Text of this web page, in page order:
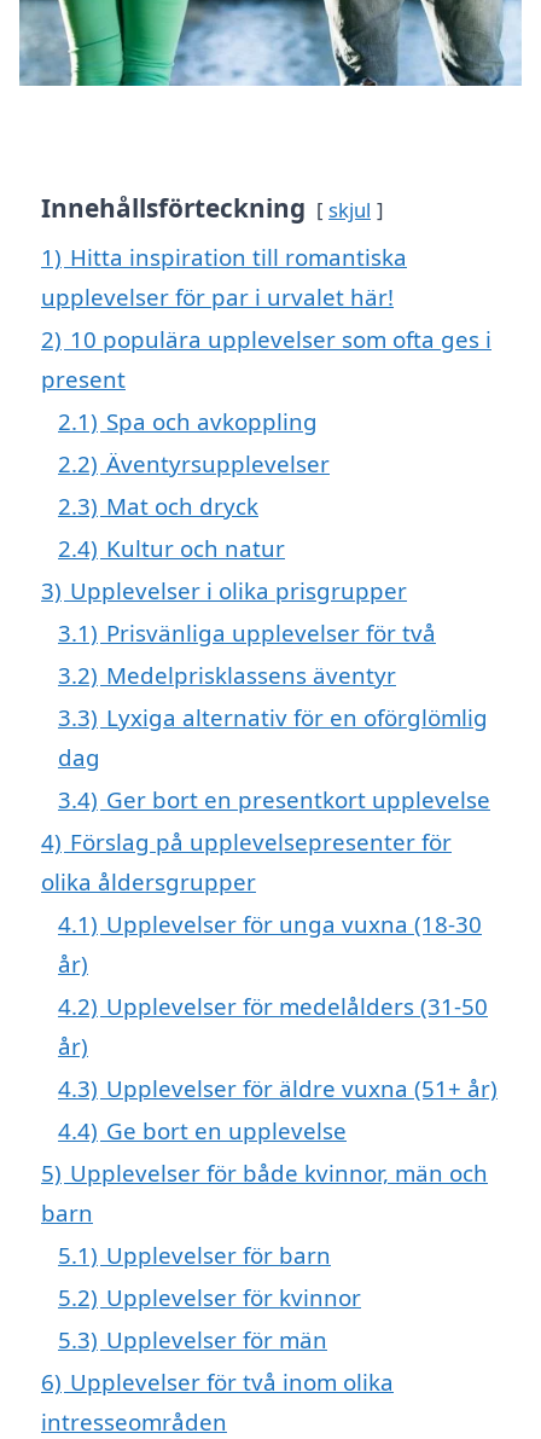
Innehållsförteckning skjul
1) Hitta inspiration till romantiska
upplevelser för par i urvalet här!
2) 10 populära upplevelser som ofta ges i
present
2.1) Spa och avkoppling
2.2) Äventyrsupplevelser
2.3) Mat och dryck
2.4) Kultur och natur
3) Upplevelser i olika prisgrupper
3.1) Prisvänliga upplevelser för två
3.2) Medelprisklassens äventyr
3.3) Lyxiga alternativ för en oförglömlig
dag
3.4) Ger bort en presentkort upplevelse
4) Förslag på upplevelsepresenter för
olika åldersgrupper
4.1) Upplevelser för unga vuxna (18-30
år)
4.2) Upplevelser för medelålders (31-50
år)
4.3) Upplevelser för äldre vuxna (51+ år)
4.4) Ge bort en upplevelse
5) Upplevelser för både kvinnor, män och
barn
5.1) Upplevelser för barn
5.2) Upplevelser för kvinnor
5.3) Upplevelser för män
6) Upplevelser för två inom olika
intresseområden